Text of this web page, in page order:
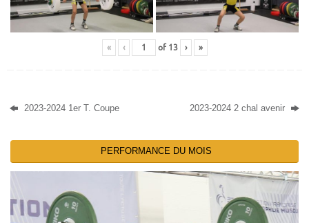
« ‹ of 13 › »
2023-2024 1er T. Coupe 2023-2024 2 chal avenir
PERFORMANCE DU MOIS